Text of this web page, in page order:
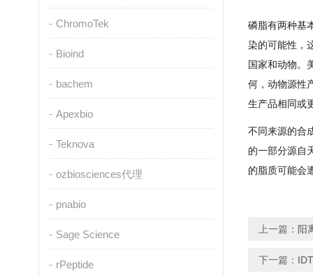
ChromoTek
Bioind
bachem
Apexbio
Teknova
ozbiosciences代理
pnabio
Sage Science
rPeptide
磷脂有两种基
染的可能性，
国家和动物。
何，动物源性
生产品相同或
不同来源的合
的一部分源自
的脂质可能会
上一篇： 阳
下一篇：